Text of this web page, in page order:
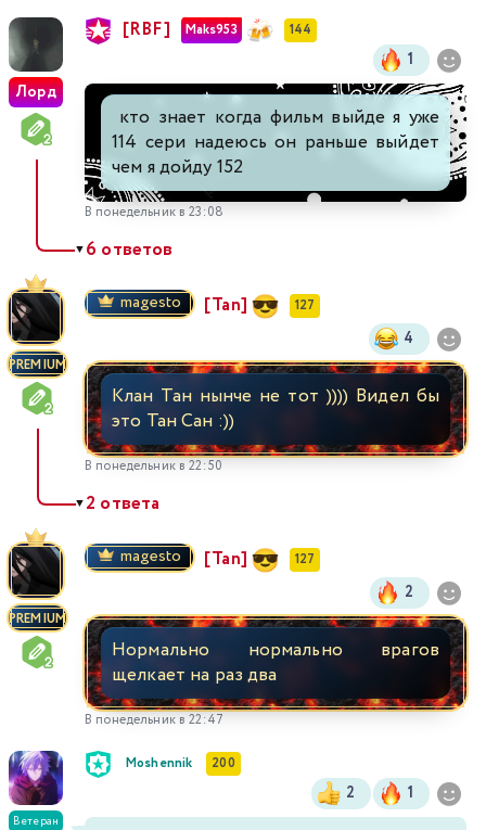
Лорд
[RBF] Maks953 144
1
кто знает когда фильм выйде я уже
114 сери надеюсь он раньше выйдет
чем я дойду 152
В понедельник в 23:08
▼6 ответов
PREMIUM
magesto [Tan] 127
4
Клан Тан нынче не тот )))) Видел бы
это Тан Сан :))
В понедельник в 22:50
▼2 ответа
PREMIUM
magesto [Tan] 127
2
Нормально нормально врагов
щелкает на раз два
В понедельник в 22:47
Ветеран
Moshennik 200
2 1